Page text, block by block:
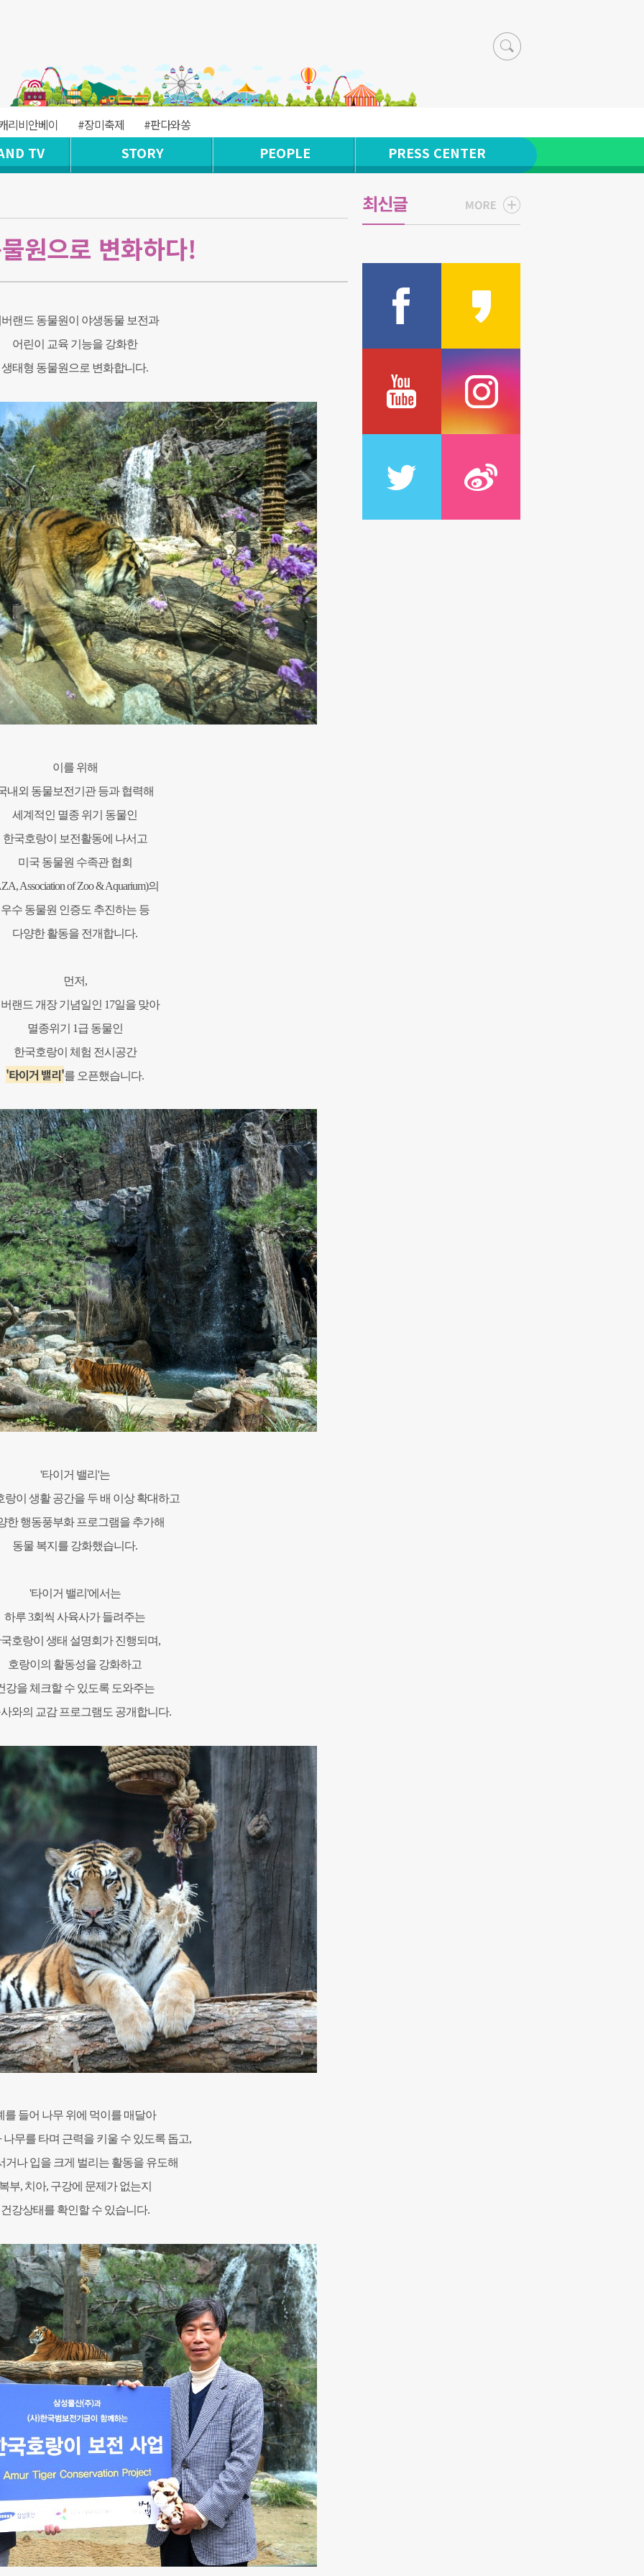
리비안베이 #장미축제 #판다와쏭
TV STORY PEOPLE PRESS CENTER
원으로 변화하다!
랜드 동물원이 야생동물 보전과
어린이 교육 기능을 강화한
생태형 동물원으로 변화합니다.
이를 위해
내외 동물보전기관 등과 협력해
세계적인 멸종 위기 동물인
한국호랑이 보전활동에 나서고
미국 동물원 수족관 협회
Association of Zoo & Aquarium)의
우수 동물원 인증도 추진하는 등
다양한 활동을 전개합니다.
먼저,
랜드 개장 기념일인 17일을 맞아
멸종위기 1급 동물인
한국호랑이 체험 전시공간
'타이거 밸리'를 오픈했습니다.
'타이거 밸리'는
랑이 생활 공간을 두 배 이상 확대하고
한 행동풍부화 프로그램을 추가해
동물 복지를 강화했습니다.
'타이거 밸리'에서는
하루 3회씩 사육사가 들려주는
호랑이 생태 설명회가 진행되며,
호랑이의 활동성을 강화하고
강을 체크할 수 있도록 도와주는
와의 교감 프로그램도 공개합니다.
를 들어 나무 위에 먹이를 매달아
나무를 타며 근력을 키울 수 있도록 돕고,
거나 입을 크게 벌리는 활동을 유도해
부, 치아, 구강에 문제가 없는지
건강상태를 확인할 수 있습니다.
최신글